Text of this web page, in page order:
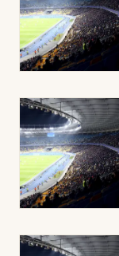
2B - Haute-
Choisir mes
Mon email